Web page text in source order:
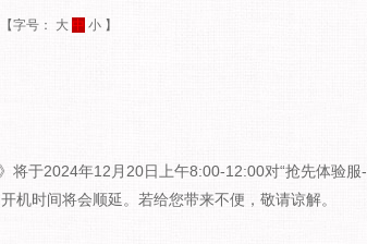
【字号： 大 中 小 】
将于2024年12月20日上午8:00-12:00对“抢先体验服-
机时间将会顺延。若给您带来不便，敬请谅解。